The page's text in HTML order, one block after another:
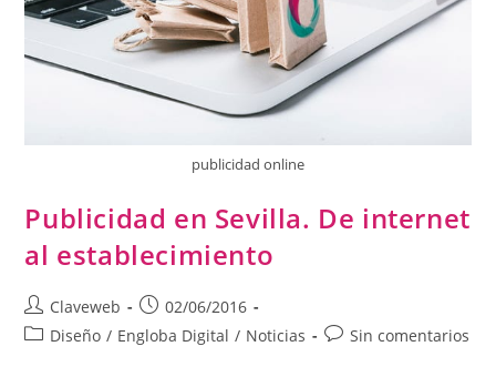
publicidad online
Publicidad en Sevilla. De internet
al establecimiento
Claveweb
02/06/2016
Diseño / Engloba Digital / Noticias Sin comentarios